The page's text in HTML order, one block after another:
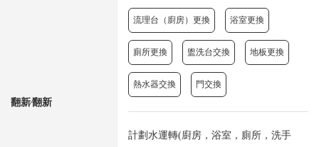
翻新⁄翻新
流理台（廚房）更換 浴室更換
廁所更換 盥洗台交換 地板更換
熱水器交換 門交換
計劃水運轉(廚房，浴室，廁所，洗手